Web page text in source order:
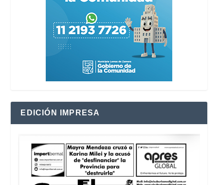
EDICIÓN IMPRESA